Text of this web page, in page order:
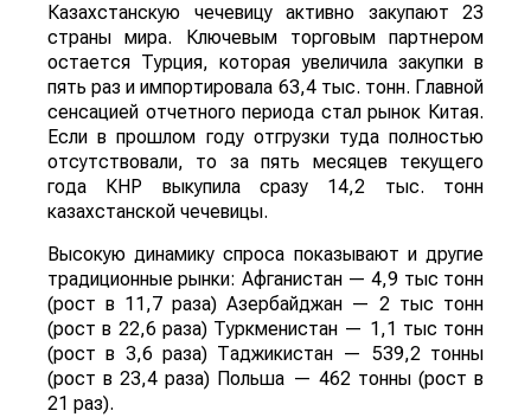
Казахстанскую чечевицу активно закупают 23
страны мира. Ключевым торговым партнером
остается Турция, которая увеличила закупки в
пять раз и импортировала 63,4 тыс. тонн. Главной
сенсацией отчетного периода стал рынок Китая.
Если в прошлом году отгрузки туда полностью
отсутствовали, то за пять месяцев текущего
года КНР выкупила сразу 14,2 тыс. тонн
казахстанской чечевицы.
Высокую динамику спроса показывают и другие
традиционные рынки: Афганистан — 4,9 тыс тонн
(рост в 11,7 раза) Азербайджан — 2 тыс тонн
(рост в 22,6 раза) Туркменистан — 1,1 тыс тонн
(рост в 3,6 раза) Таджикистан — 539,2 тонны
(рост в 23,4 раза) Польша — 462 тонны (рост в
21 раз).